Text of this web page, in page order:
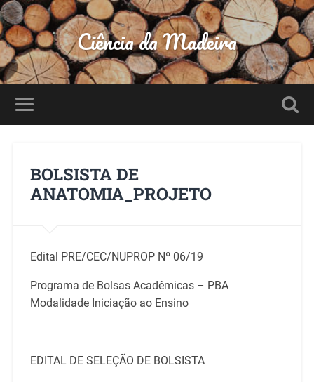
Ciência da Madeira
BOLSISTA DE
ANATOMIA_PROJETO
Edital PRE/CEC/NUPROP Nº 06/19
Programa de Bolsas Acadêmicas – PBA
Modalidade Iniciação ao Ensino
EDITAL DE SELEÇÃO DE BOLSISTA